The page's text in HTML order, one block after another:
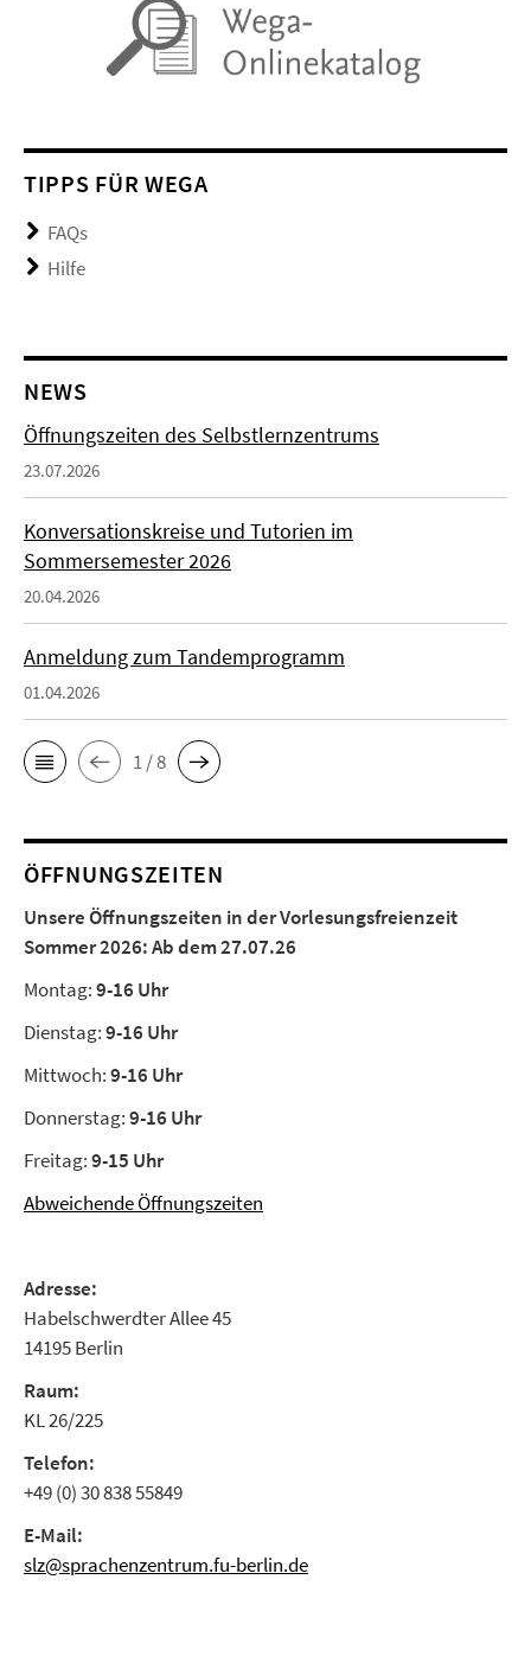
TIPPS FÜR WEGA
FAQs
Hilfe
NEWS
Öffnungszeiten des Selbstlernzentrums
23.07.2026
Konversationskreise und Tutorien im
Sommersemester 2026
20.04.2026
Anmeldung zum Tandemprogramm
01.04.2026
1 / 8
ÖFFNUNGSZEITEN
Unsere Öffnungszeiten in der Vorlesungsfreienzeit
Sommer 2026:Ab dem 27.07.26
Montag:9-16 Uhr
Dienstag:9-16 Uhr
Mittwoch:9-16 Uhr
Donnerstag:9-16 Uhr
Freitag:9-15 Uhr
Abweichende Öffnungszeiten
Adresse:
Habelschwerdter Allee 45
14195 Berlin
Raum:
KL 26/225
Telefon:
+49 (0) 30 838 55849
E-Mail:
slz@sprachenzentrum.fu-berlin.de